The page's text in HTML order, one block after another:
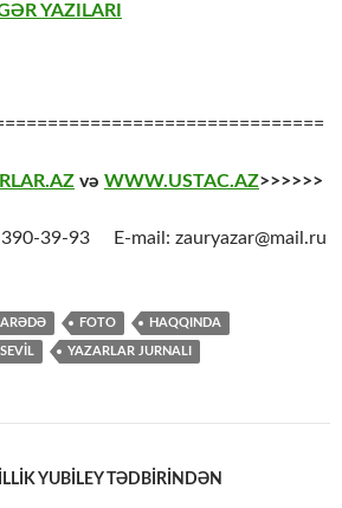
YAZILARI
və WWW.USTAC.AZ>>>>>>
390-39-93 E-mail: zauryazar@mail.ru
FOTO HAQQINDA
YAZARLAR JURNALI
YUBİLEY TƏDBİRİNDƏN